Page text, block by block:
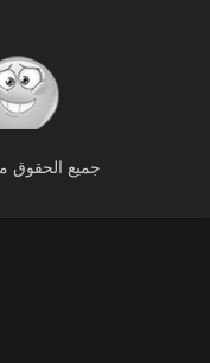
جميع